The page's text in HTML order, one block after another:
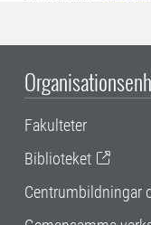
Fakulteter
Biblioteket
Centrumbildningar